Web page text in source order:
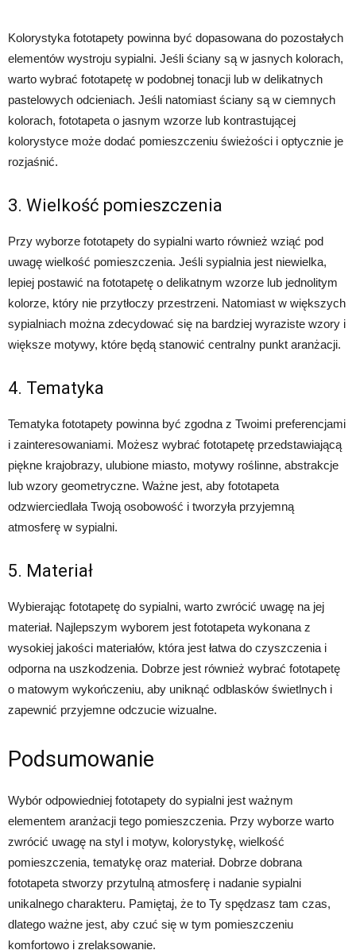
Kolorystyka fototapety powinna być dopasowana do pozostałych
elementów wystroju sypialni. Jeśli ściany są w jasnych kolorach,
warto wybrać fototapetę w podobnej tonacji lub w delikatnych
pastelowych odcieniach. Jeśli natomiast ściany są w ciemnych
kolorach, fototapeta o jasnym wzorze lub kontrastującej
kolorystyce może dodać pomieszczeniu świeżości i optycznie je
rozjaśnić.
3. Wielkość pomieszczenia
Przy wyborze fototapety do sypialni warto również wziąć pod
uwagę wielkość pomieszczenia. Jeśli sypialnia jest niewielka,
lepiej postawić na fototapetę o delikatnym wzorze lub jednolitym
kolorze, który nie przytłoczy przestrzeni. Natomiast w większych
sypialniach można zdecydować się na bardziej wyraziste wzory i
większe motywy, które będą stanowić centralny punkt aranżacji.
4. Tematyka
Tematyka fototapety powinna być zgodna z Twoimi preferencjami
i zainteresowaniami. Możesz wybrać fototapetę przedstawiającą
piękne krajobrazy, ulubione miasto, motywy roślinne, abstrakcje
lub wzory geometryczne. Ważne jest, aby fototapeta
odzwierciedlała Twoją osobowość i tworzyła przyjemną
atmosferę w sypialni.
5. Materiał
Wybierając fototapetę do sypialni, warto zwrócić uwagę na jej
materiał. Najlepszym wyborem jest fototapeta wykonana z
wysokiej jakości materiałów, która jest łatwa do czyszczenia i
odporna na uszkodzenia. Dobrze jest również wybrać fototapetę
o matowym wykończeniu, aby uniknąć odblasków świetlnych i
zapewnić przyjemne odczucie wizualne.
Podsumowanie
Wybór odpowiedniej fototapety do sypialni jest ważnym
elementem aranżacji tego pomieszczenia. Przy wyborze warto
zwrócić uwagę na styl i motyw, kolorystykę, wielkość
pomieszczenia, tematykę oraz materiał. Dobrze dobrana
fototapeta stworzy przytulną atmosferę i nadanie sypialni
unikalnego charakteru. Pamiętaj, że to Ty spędzasz tam czas,
dlatego ważne jest, aby czuć się w tym pomieszczeniu
komfortowo i zrelaksowanie.